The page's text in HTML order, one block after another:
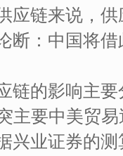
应链来说，
断：中国将
链的影响主
主要中美贸
兴业证券的